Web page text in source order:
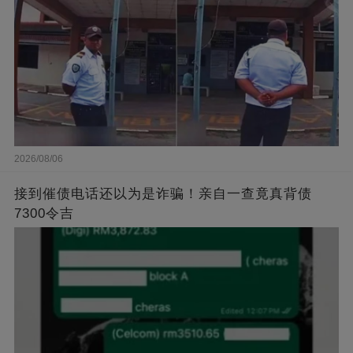
2026/08/06
接到催债电话还以为是诈骗！亲自一查竟真背债
7300令吉